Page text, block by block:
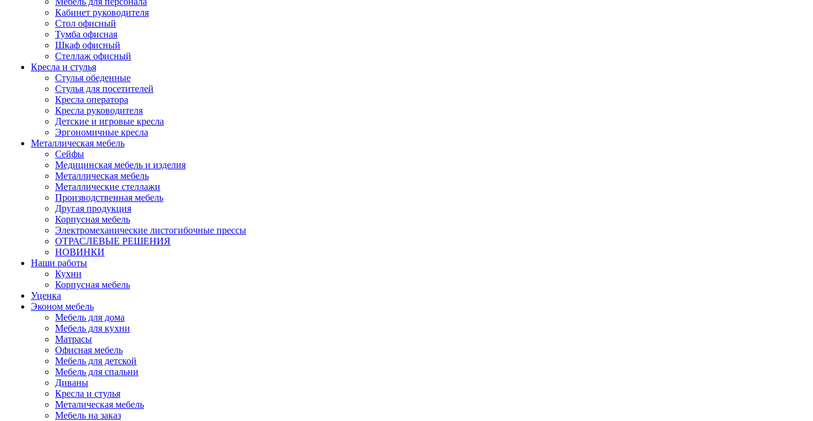
Кабинет руководителя
Стол офисный
Тумба офисная
Шкаф офисный
Стеллаж офисный
Кресла и стулья
Стулья обеденные
Стулья для посетителей
Кресла оператора
Кресла руководителя
Детские и игровые кресла
Эргономичные кресла
Металлическая мебель
Сейфы
Медицинская мебель и изделия
Металлическая мебель
Металлические стеллажи
Производственная мебель
Другая продукция
Корпусная мебель
Электромеханические листогибочные прессы
ОТРАСЛЕВЫЕ РЕШЕНИЯ
НОВИНКИ
Наши работы
Кухни
Корпусная мебель
Уценка
Эконом мебель
Мебель для дома
Мебель для кухни
Матрасы
Офисная мебель
Мебель для детской
Мебель для спальни
Диваны
Кресла и стулья
Металическая мебель
Мебель на заказ